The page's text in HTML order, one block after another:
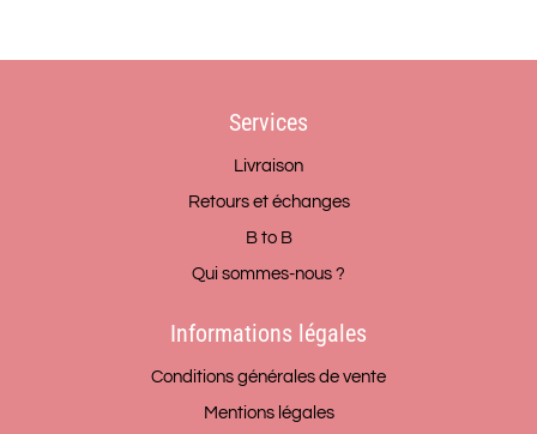
Services
Livraison
Retours et échanges
B to B
Qui sommes-nous ?
Informations légales
Conditions générales de vente
Mentions légales